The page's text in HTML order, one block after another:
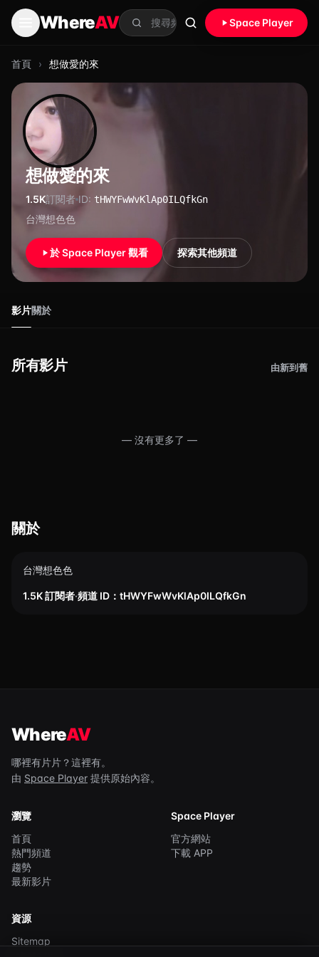
跳至主要內容
WhereAV搜尋
Space Player
首頁 › 想做愛的來
想做愛的來
1.5K訂閱者 ID: tHWYFwWvKlAp0ILQfkGn
台灣想色色
於 Space Player 觀看 探索其他頻道
影片關於
所有影片 由新到舊
— 沒有更多了 —
關於
台灣想色色
1.5K 訂閱者·頻道 ID：tHWYFwWvKlAp0ILQfkGn
WhereAV
哪裡有片片？這裡有。
由 Space Player 提供原始內容。
瀏覽
首頁
熱門頻道
趨勢
最新影片
Space Player
官方網站
下載 APP
資源
Sitemap